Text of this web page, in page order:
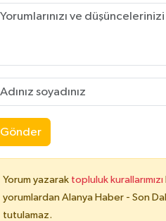
Gönder
Yorum yazarak topluluk kurallarımızı
yorumlardan Alanya Haber - Son
tutulamaz.